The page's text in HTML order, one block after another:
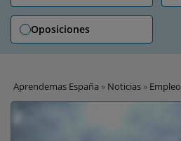
Oposiciones
Aprendemas España » Noticias » Empleo
en los países nórdicos y bálticos